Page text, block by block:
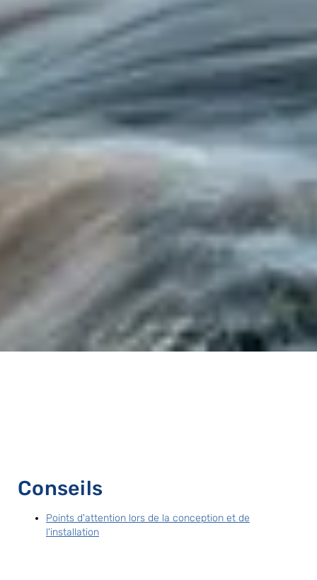
Conseils
Points d'attention lors de la conception et de
l'installation